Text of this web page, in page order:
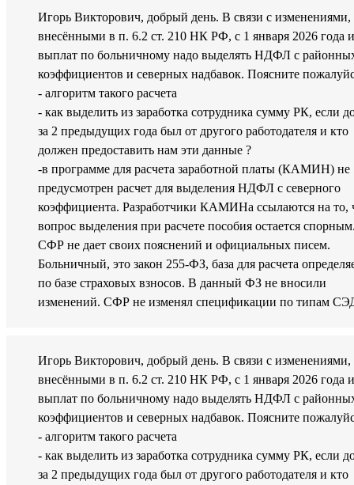
Игорь Викторович, добрый день. В связи с изменениями,
внесёнными в п. 6.2 ст. 210 НК РФ, с 1 января 2026 года
выплат по больничному надо выделять НДФЛ с
коэффициентов и северных надбавок. Поясните
- алгоритм такого расчета
- как выделить из заработка сотрудника сумму РК, если
за 2 предыдущих года был от другого работодателя и кто
должен предоставить нам эти данные ?
-в программе для расчета заработной платы (КАМИН) не
предусмотрен расчет для выделения НДФЛ с северного
коэффициента. Разработчики КАМИНа ссылаются на то,
вопрос выделения при расчете пособия остается
СФР не дает своих пояснений и официальных писем.
Больничный, это закон 255-ФЗ, база для расчета
по базе страховых взносов. В данный ФЗ не вносили
изменений. СФР не изменял спецификации по типам
Игорь Викторович, добрый день. В связи с изменениями,
внесёнными в п. 6.2 ст. 210 НК РФ, с 1 января 2026 года
выплат по больничному надо выделять НДФЛ с
коэффициентов и северных надбавок. Поясните
- алгоритм такого расчета
- как выделить из заработка сотрудника сумму РК, если
за 2 предыдущих года был от другого работодателя и кто